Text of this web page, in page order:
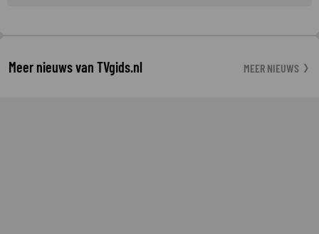
Meer nieuws van TVgids.nl MEER NIEUWS